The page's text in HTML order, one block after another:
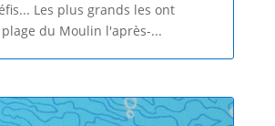
Les plus grands les ont
du Moulin l'après-...